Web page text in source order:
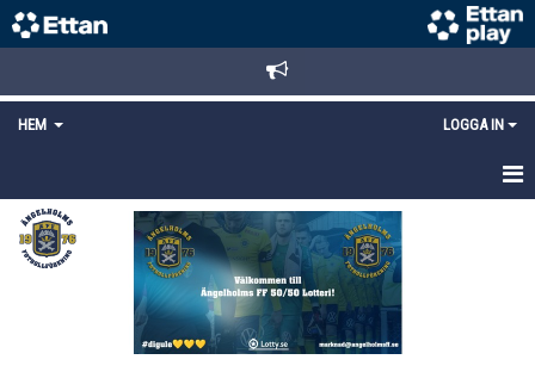
HEM LOGGA IN
STARTSIDA
NYHETER
ANMÄLAN/REGISTRERING